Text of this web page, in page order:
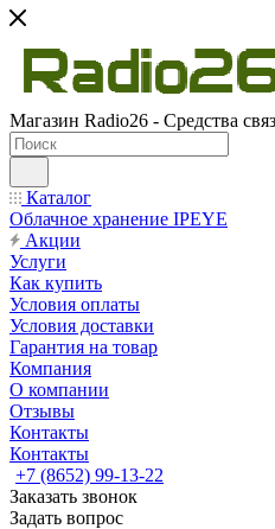
Магазин Radio26 - Средства
Каталог
Облачное хранение IPEYE
Акции
Услуги
Как купить
Условия оплаты
Условия доставки
Гарантия на товар
Компания
О компании
Отзывы
Контакты
Контакты
+7 (8652) 99-13-22
Заказать звонок
Задать вопрос